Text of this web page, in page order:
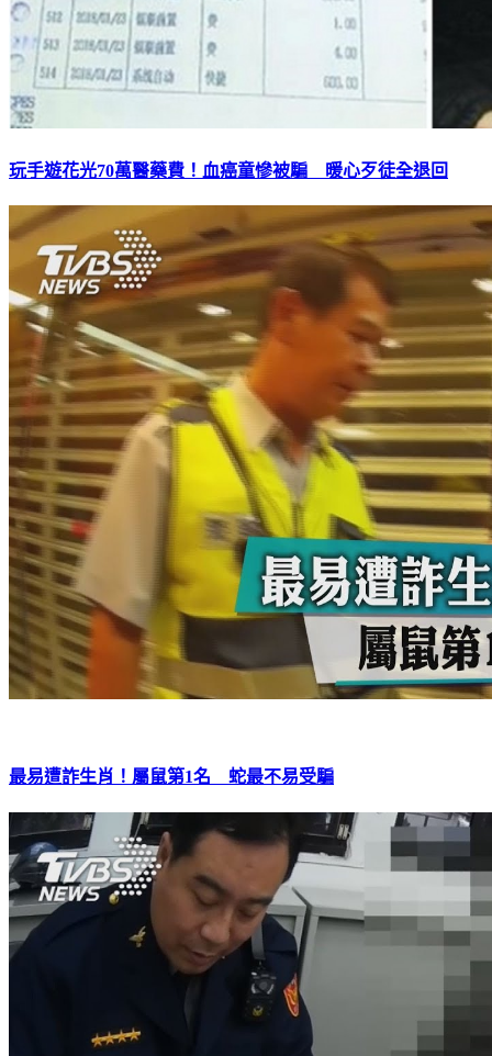
玩手遊花光70萬醫藥費！血癌童慘被騙 暖心歹徒全退回
最易遭詐生肖！屬鼠第1名 蛇最不易受騙